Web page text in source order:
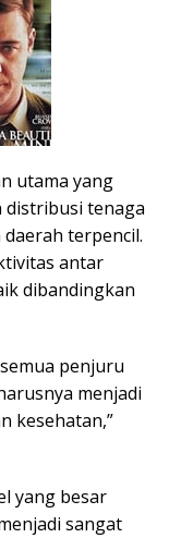
utama yang
distribusi tenaga
terpencil.
antar
dibandingkan
penjuru
menjadi
kesehatan,”
yang besar
sangat